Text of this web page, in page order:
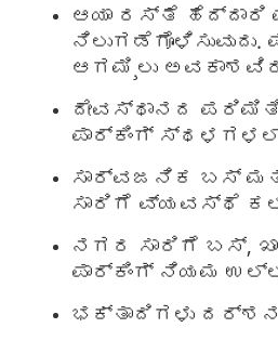
ಆಯಾ ರಸ್ತೆ
ಆಗಮಿ¸ಲು
ದೇವಸ್ಥಾನದ
ಪಾರ್ಕಿಂಗ್
ಸಾರ್ವಜನಿಕ ಬಸ್
ಸಾರಿಗೆ ವ್ಯವಸ್ಥೆ
ನಗರ ಸಾರಿಗೆ ಬಸ್,
ಪಾರ್ಕಿಂಗ್ ನಿಯಮ
ಭಕ್ತಾದಿಗಳು